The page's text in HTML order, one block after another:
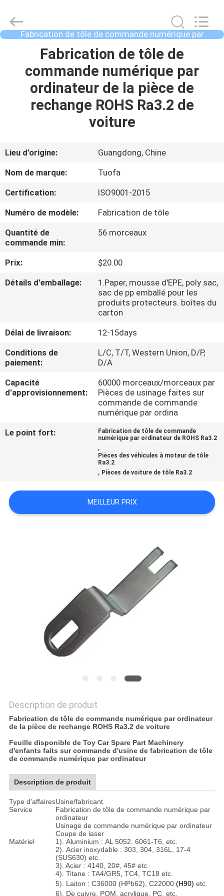
MAISON
À
PROPOS
DE
VISITE
DE
L'USINE
LA
QUALITÉ
NOUS
CONTACTER
NOUVELLES
DEVIS
CONFIDENTIALITÉ
Shenzhen
Tuofa
Technology
Co.,
Fabrication de tôle de commande numérique par
ordinateur
Fabrication de tôle de
commande numérique par
ordinateur de la pièce de
rechange ROHS Ra3.2 de
voiture
Lieu d'origine:
Guangdong, Chine
Nom de marque:
Tuofa
Certification:
ISO9001-2015
Numéro de modèle:
Fabrication de tôle
Quantité de
commande min:
56 morceaux
Prix:
$20.00
Détails d'emballage:
1.Paper, mousse d'EPE, poly sac,
sac de pp emballé pour les
produits protecteurs. boîtes du
carton
Délai de livraison:
12-15days
Conditions de
paiement:
L/C, T/T, Western Union, D/P,
D/A
Capacité
d'approvisionnement:
60000 morceaux/morceaux par
Pièces de usinage faites sur
commande de commande
numérique par ordina
Le point fort:
Fabrication de tôle de commande
numérique par ordinateur de ROHS Ra3.2
,
Pièces des véhicules à moteur de tôle
Ra3.2
, Pièces de voiture de tôle Ra3.2
MEILLEUR PRIX
Description de produit
Fabrication de tôle de commande numérique par ordinateur
de la pièce de rechange ROHS Ra3.2 de voiture
Feuille disponible de Toy Car Spare Part Machinery
d'enfants faits sur commande d'usine de fabrication de tôle
de commande numérique par ordinateur
Description de produit
Type d'affairesUsine/fabricant
Service
Fabrication de tôle de commande numérique par
ordinateur
Usinage de commande numérique par ordinateur
Coupe de laser
Matériel
1). Aluminium : AL 5052, 6061-T6, etc.
2). Acier inoxydable : 303, 304, 316L, 17-4
(SUS630) etc.
3). Acier : 4140, 20#, 45# etc.
4). Titane : TA4/GR5 TC4, TC18 etc.
5). Laiton : C36000 (HPb62), C22000 (H90) etc.
6). De cuivre, POM, acrylique, PC, etc.